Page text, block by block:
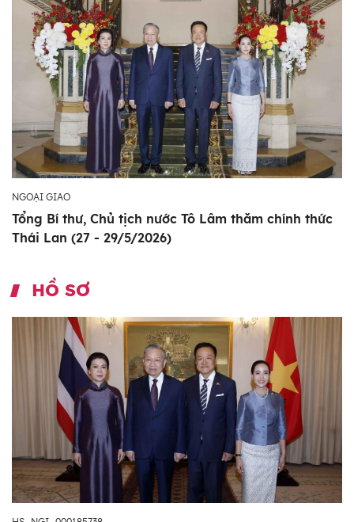
NGOẠI GIAO
Tổng Bí thư, Chủ tịch nước Tô Lâm thăm chính thức
Thái Lan (27 - 29/5/2026)
HỒ SƠ